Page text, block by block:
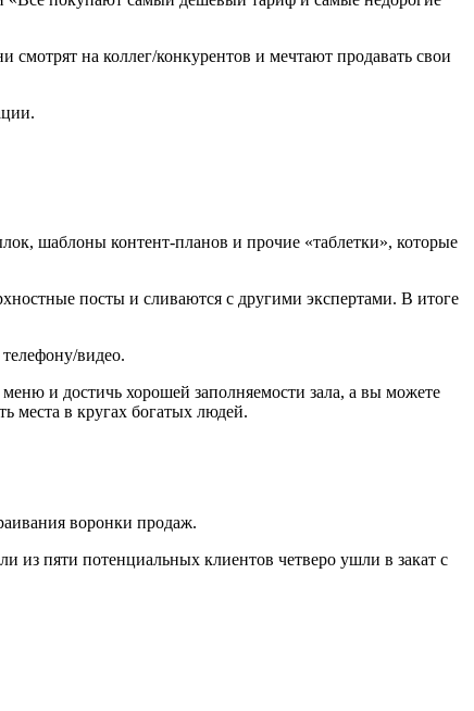
на коллег/конкурентов и мечтают продавать свои
шаблоны контент-планов и прочие «таблетки», которые
посты и сливаются с другими экспертами. В итоге
видео.
и достичь хорошей заполняемости зала, а вы можете
места в кругах богатых людей.
воронки продаж.
из пяти потенциальных клиентов четверо ушли в закат с